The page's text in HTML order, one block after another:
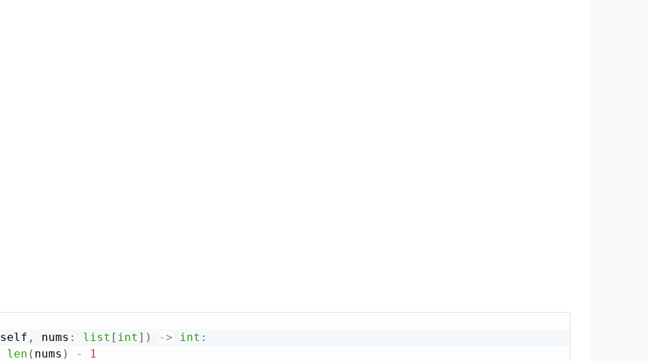
self , nums : list [ int ] ) -> int :
len ( nums ) -
1